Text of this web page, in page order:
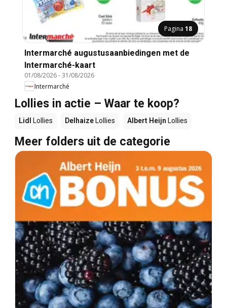
Pagina 18
Intermarché augustusaanbiedingen met de
Intermarché-kaart
01/08/2026-31/08/2026
Intermarché
Lollies in actie – Waar te koop?
Lidl Lollies Delhaize Lollies Albert Heijn Lollies
Meer folders uit de categorie